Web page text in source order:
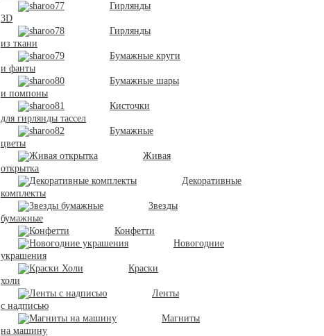
Гирлянды
3D
Гирлянды
из ткани
Бумажные круги
и фанты
Бумажные шары
и помпоны
Кисточки
для гирлянды тассел
Бумажные
цветы
Живая
открытка
Декоративные
комплекты
Звезды
бумажные
Конфетти
Новогодние
украшения
Краски
холи
Ленты
с надписью
Магниты
на машину